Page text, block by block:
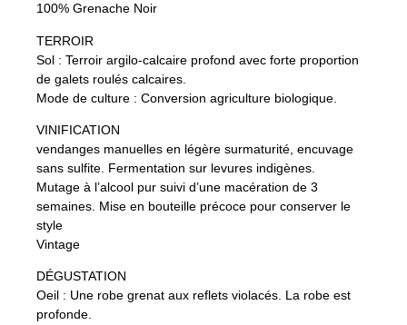
100% Grenache Noir
TERROIR
Sol : Terroir argilo-calcaire profond avec forte proportion
de galets roulés calcaires.
Mode de culture : Conversion agriculture biologique.
VINIFICATION
vendanges manuelles en légère surmaturité, encuvage
sans sulfite. Fermentation sur levures indigènes.
Mutage à l’alcool pur suivi d’une macération de 3
semaines. Mise en bouteille précoce pour conserver le
style
Vintage
DÉGUSTATION
Oeil : Une robe grenat aux reflets violacés. La robe est
profonde.